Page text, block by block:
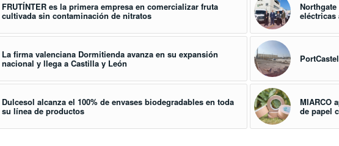
FRUTÍNTER es la primera empresa en comercializar fruta
cultivada sin contaminación de nitratos eléctricas
La firma valenciana Dormitienda avanza en su expansión
nacional y llega a Castilla y León
Dulcesol alcanza el 100% de envases biodegradables en toda
su línea de productos
MIARCO
de papel